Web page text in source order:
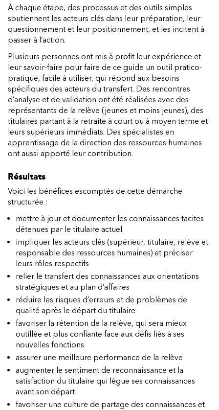
À chaque étape, des processus et des outils simples
soutiennent les acteurs clés dans leur préparation, leur
questionnement et leur positionnement, et les incitent à
passer à l’action.
Plusieurs personnes ont mis à profit leur expérience et
leur savoir-faire pour faire de ce guide un outil pratico-
pratique, facile à utiliser, qui répond aux besoins
spécifiques des acteurs du transfert. Des rencontres
d’analyse et de validation ont été réalisées avec des
représentants de la relève (jeunes et moins jeunes), des
titulaires partant à la retraite à court ou à moyen terme et
leurs supérieurs immédiats. Des spécialistes en
apprentissage de la direction des ressources humaines
ont aussi apporté leur contribution.
Résultats
Voici les bénéfices escomptés de cette démarche
structurée :
mettre à jour et documenter les connaissances tacites
détenues par le titulaire actuel
impliquer les acteurs clés (supérieur, titulaire, relève et
responsable des ressources humaines) et préciser
leurs rôles respectifs
relier le transfert des connaissances aux orientations
stratégiques et au plan d’affaires
réduire les risques d’erreurs et de problèmes de
qualité après le départ du titulaire
favoriser la rétention de la relève, qui sera mieux
outillée et plus confiante face aux défis liés à ses
nouvelles fonctions
assurer une meilleure performance de la relève
augmenter le sentiment de reconnaissance et la
satisfaction du titulaire qui lègue ses connaissances
avant son départ
favoriser une culture de partage des connaissances et